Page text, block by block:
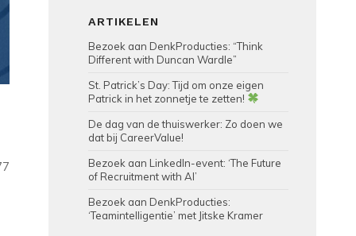
ARTIKELEN
Bezoek aan DenkProducties: “Think
Different with Duncan Wardle”
St. Patrick’s Day: Tijd om onze eigen
Patrick in het zonnetje te zetten!
De dag van de thuiswerker: Zo doen we
dat bij CareerValue!
Bezoek aan LinkedIn-event: ‘The Future
of Recruitment with AI’
Bezoek aan DenkProducties:
‘Teamintelligentie’ met Jitske Kramer